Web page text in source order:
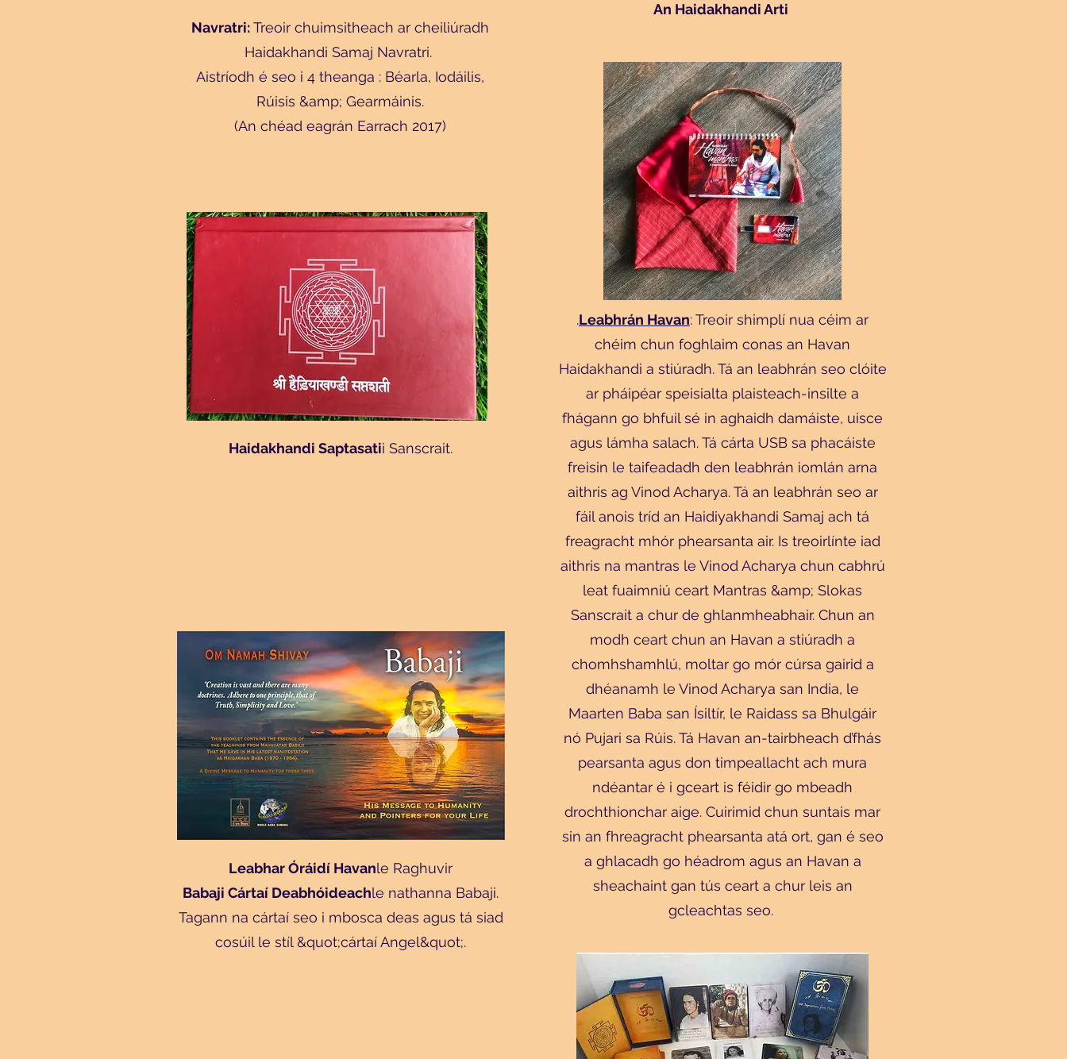
Navratri: Treoir chuimsitheach ar cheiliúradh
Haidakhandi Samaj Navratri.
Aistríodh é seo i 4 theanga : Béarla, Iodáilis,
Rúisis &amp; Gearmáinis.
(An chéad eagrán Earrach 2017)
Haidakhandi Saptasatii Sanscrait.
Leabhar Óráidí Havanle Raghuvir
Babaji Cártaí Deabhóideachle nathanna Babaji.
Tagann na cártaí seo i mbosca deas agus tá siad
cosúil le stíl &quot;cártaí Angel&quot;.
An Haidakhandi Arti
.Leabhrán Havan: Treoir shimplí nua céim ar
chéim chun foghlaim conas an Havan
Haidakhandi a stiúradh. Tá an leabhrán seo clóite
ar pháipéar speisialta plaisteach-insilte a
fhágann go bhfuil sé in aghaidh damáiste, uisce
agus lámha salach. Tá cárta USB sa phacáiste
freisin le taifeadadh den leabhrán iomlán arna
aithris ag Vinod Acharya. Tá an leabhrán seo ar
fáil anois tríd an Haidiyakhandi Samaj ach tá
freagracht mhór phearsanta air. Is treoirlínte iad
aithris na mantras le Vinod Acharya chun cabhrú
leat fuaimniú ceart Mantras &amp; Slokas
Sanscrait a chur de ghlanmheabhair. Chun an
modh ceart chun an Havan a stiúradh a
chomhshamhlú, moltar go mór cúrsa gairid a
dhéanamh le Vinod Acharya san India, le
Maarten Baba san Ísiltír, le Raidass sa Bhulgáir
nó Pujari sa Rúis. Tá Havan an-tairbheach d’fhás
pearsanta agus don timpeallacht ach mura
ndéantar é i gceart is féidir go mbeadh
drochthionchar aige. Cuirimid chun suntais mar
sin an fhreagracht phearsanta atá ort, gan é seo
a ghlacadh go héadrom agus an Havan a
sheachaint gan tús ceart a chur leis an
gcleachtas seo.